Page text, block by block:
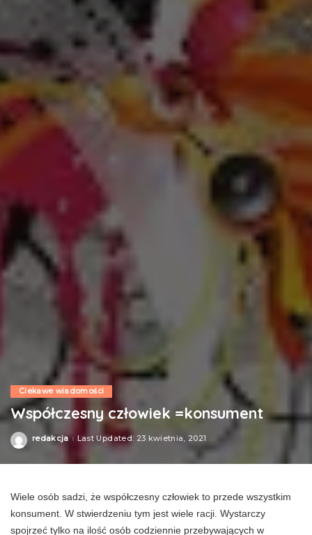
Ciekawe wiadomości
Współczesny człowiek =konsument
Posted
redakcja Last Updated: 23 kwietnia, 2021
Wiele osób sadzi, że współczesny człowiek to przede wszystkim
konsument. W stwierdzeniu tym jest wiele racji. Wystarczy
spojrzeć tylko na ilość osób codziennie przebywających w